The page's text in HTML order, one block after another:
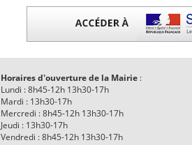
Horaires d'ouverture de la Mairie:
Lundi : 8h45-12h 13h30-17h
Mardi : 13h30-17h
Mercredi : 8h45-12h 13h30-17h
Jeudi : 13h30-17h
Vendredi : 8h45-12h 13h30-17h